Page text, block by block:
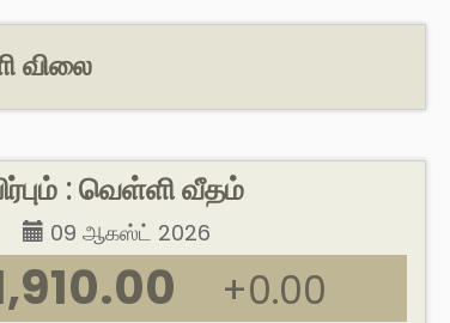
விலை
: வெள்ளி வீதம்
09 ஆகஸ்ட் 2026
+0.00